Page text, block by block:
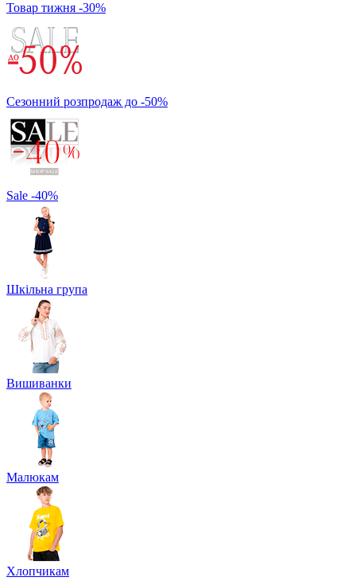
Товар тижня -30%
Сезонний розпродаж до -50%
Sale -40%
Шкільна група
Вишиванки
Малюкам
Хлопчикам